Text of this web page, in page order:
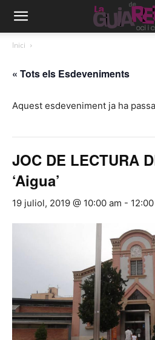
Inici
« Tots els Esdeveniments
Aquest esdeveniment ja ha
JOC DE LECTURA
‘Aigua’
19 juliol, 2019 @ 10:00 am -